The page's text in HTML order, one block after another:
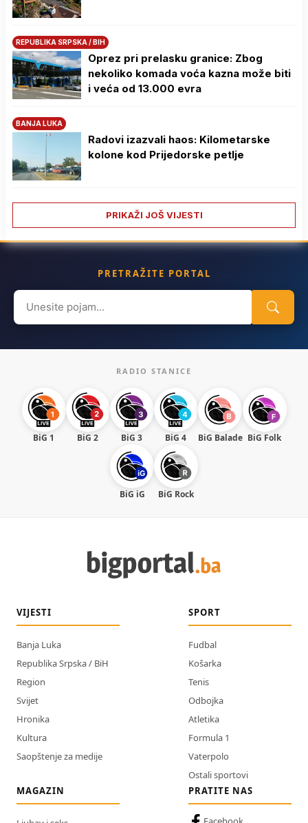
REPUBLIKA SRPSKA / BIH
Oprez pri prelasku granice: Zbog
nekoliko komada voća kazna može biti
i veća od 13.000 evra
BANJA LUKA
Radovi izazvali haos: Kilometarske
kolone kod Prijedorske petlje
PRIKAŽI JOŠ VIJESTI
PRETRAŽITE PORTAL
Search
for:
RADIO STANICE
BiG 1 BiG 2 BiG 3 BiG 4 BiG Balade BiG Folk
BiG iG BiG Rock
VIJESTI
Banja Luka
Republika Srpska / BiH
Region
Svijet
Hronika
Kultura
Saopštenje za medije
SPORT
Fudbal
Košarka
Tenis
Odbojka
Atletika
Formula 1
Vaterpolo
Ostali sportovi
MAGAZIN
PRATITE NAS